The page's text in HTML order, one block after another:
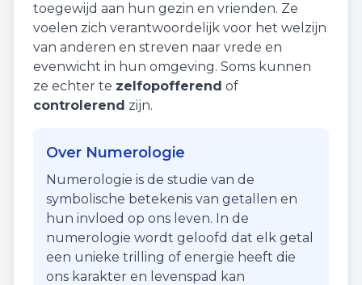
toegewijd aan hun gezin en vrienden. Ze
voelen zich verantwoordelijk voor het welzijn
van anderen en streven naar vrede en
evenwicht in hun omgeving. Soms kunnen
ze echter te zelfopofferend of
controlerend zijn.
Over Numerologie
Numerologie is de studie van de
symbolische betekenis van getallen en
hun invloed op ons leven. In de
numerologie wordt geloofd dat elk getal
een unieke trilling of energie heeft die
ons karakter en levenspad kan